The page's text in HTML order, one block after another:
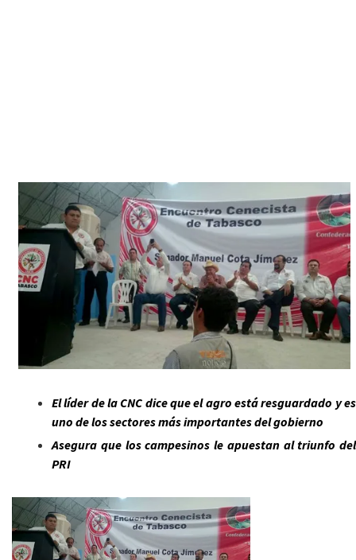
El líder de la CNC dice que el agro está resguardado y es
uno de los sectores más importantes del gobierno
Asegura que los campesinos le apuestan al triunfo del
PRI